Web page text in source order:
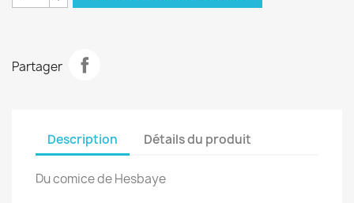
Partager
Description Détails du produit
Du comice de Hesbaye